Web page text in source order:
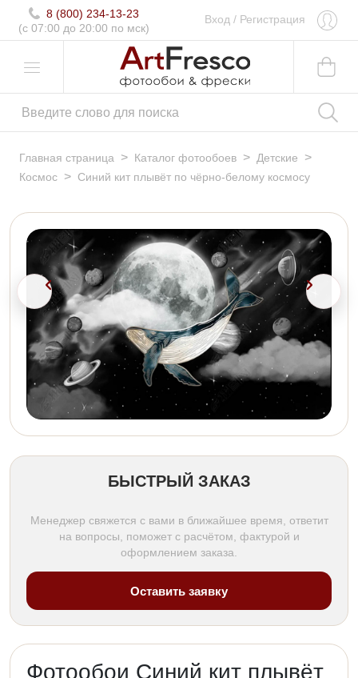
8 (800) 234-13-23
(c 07:00 до 20:00 по мск)
Вход / Регистрация
Главная страница > Каталог фотообоев > Детские >
Космос > Синий кит плывёт по чёрно-белому космосу
БЫСТРЫЙ ЗАКАЗ
Менеджер свяжется с вами в ближайшее время, ответит
на вопросы, поможет с расчётом, фактурой и
оформлением заказа.
Оставить заявку
Фотообои Синий кит плывёт